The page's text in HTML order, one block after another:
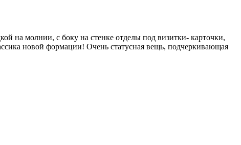
на молнии, с боку на стенке отделы под визитки- карточки,
новой формации! Очень статусная вещь, подчеркивающая